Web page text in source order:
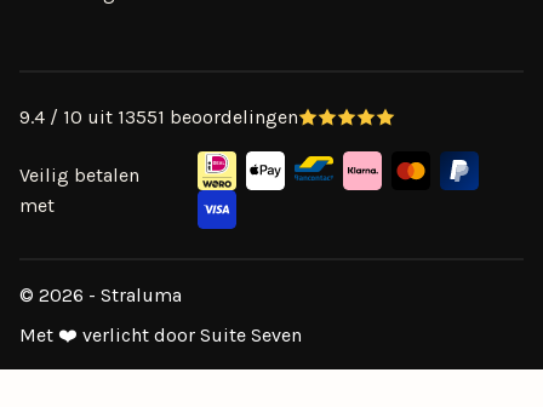
9.4 / 10 uit 13551 beoordelingen
Veilig betalen
met
© 2026 - Straluma
Met ❤️ verlicht door Suite Seven